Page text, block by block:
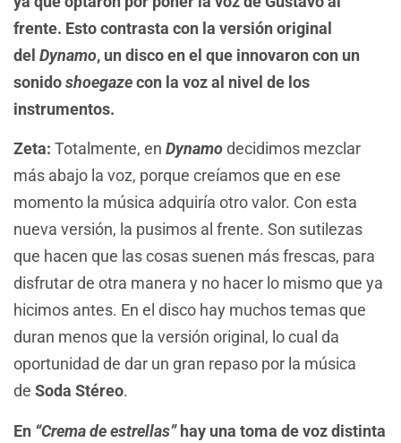
frente. Esto contrasta con la versión original
del Dynamo, un disco en el que innovaron con un
sonidoshoegazecon la voz al nivel de los
instrumentos.
Zeta: Totalmente, en Dynamodecidimos mezclar
más abajo la voz, porque creíamos que en ese
momento la música adquiría otro valor. Con esta
nueva versión, la pusimos al frente. Son sutilezas
que hacen que las cosas suenen más frescas, para
disfrutar de otra manera y no hacer lo mismo que ya
hicimos antes. En el disco hay muchos temas que
duran menos que la versión original, lo cual da
oportunidad de dar un gran repaso por la música
de Soda Stéreo.
En “Crema de estrellas”hay una toma de voz distinta